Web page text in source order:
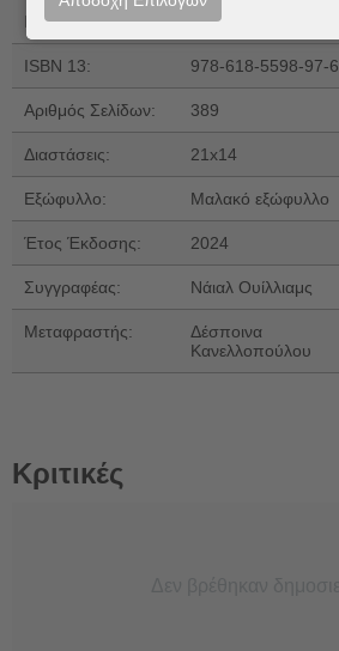
Εκδόσεις: Δώμα
ISBN 13: 978-618-5598-97-6
Αριθμός Σελίδων: 389
Διαστάσεις: 21x14
Εξώφυλλο: Μαλακό εξώφυλλο
Έτος Έκδοσης: 2024
Συγγραφέας: Νάιαλ Ουίλλιαμς
Μεταφραστής:
Δέσποινα
Κανελλοπούλου
Κριτικές